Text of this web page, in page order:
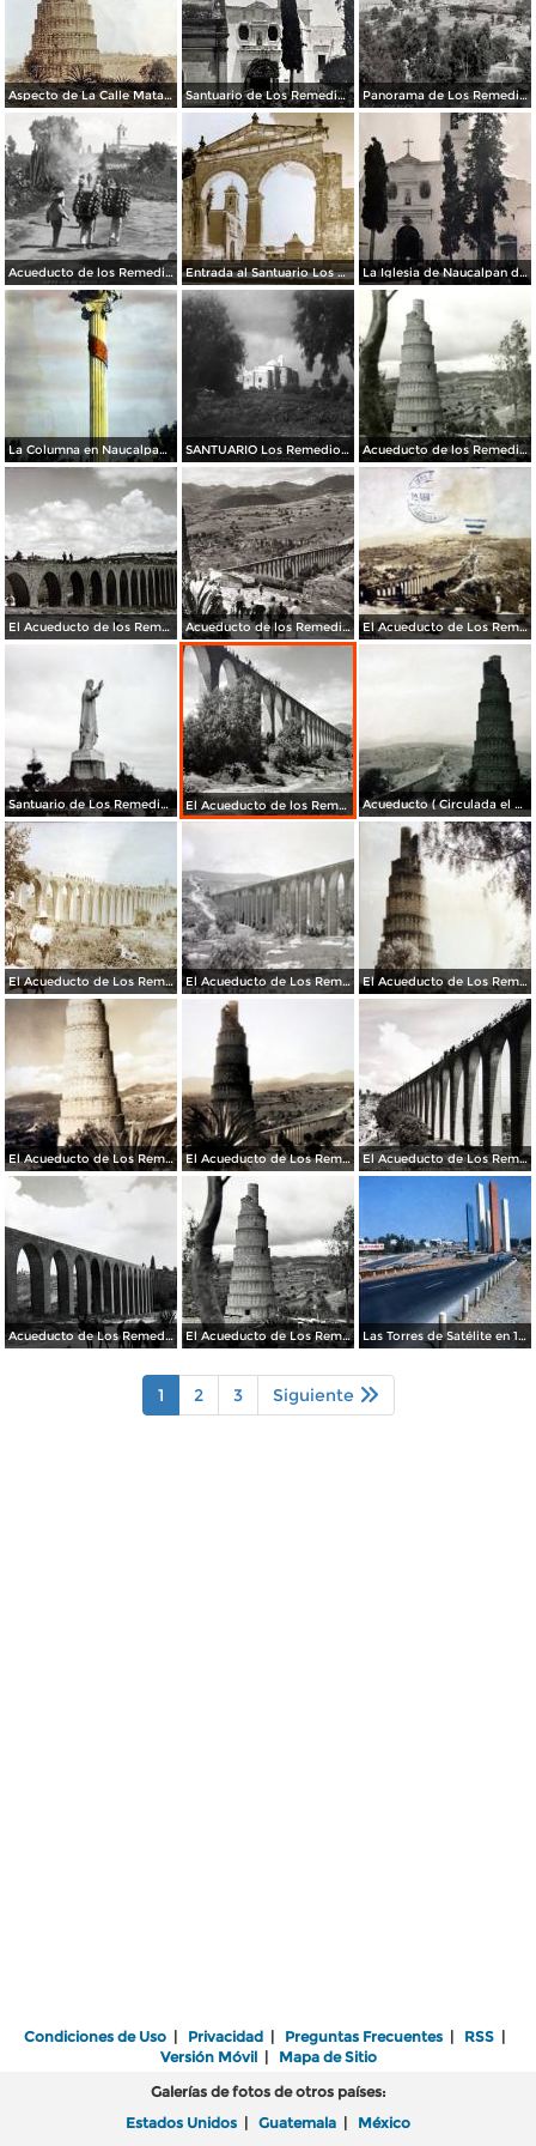
Aspecto de La Calle Matamoros ( Circulada el 21 de Julio de 1931 ). Santuario de Los Remedios Naucalpan de Juárez, Edo de México. Panorama de Los Remedios.
Acueducto de los Remedios Entrada al Santuario Los Remedios Naucalpan de Juárez Edo de México. La Iglesia de Naucalpan de Juárez, Edo de México Por el Fotógrafo Hugo Brehme.
La Columna en Naucalpan de Juárez, Edo de México. SANTUARIO Los Remedios Naucalpan de Juárez Edo de México. Acueducto de los Remedios
El Acueducto de los Remedios. Acueducto de los Remedios El Acueducto de Los Remedios Por el fotografo Hugo Brehme Circulada el 1 de Abril de 1929 ).
Santuario de Los Remedios. El Acueducto de los Remedios. Acueducto ( Circulada el 23de marzo de 1936 ).
El Acueducto de Los Remedios ( Fechada el 23 de Agosto de 1948 ). El Acueducto de Los Remedios. El Acueducto de Los Remedios.
El Acueducto de Los Remedios El Acueducto de Los Remedios El Acueducto de Los Remedios
Acueducto de Los Remedios El Acueducto de Los Remedios Las Torres de Satélite en 1966
1 2 3 Siguiente
Condiciones de Uso | Privacidad | Preguntas Frecuentes | RSS |
Versión Móvil| Mapa de Sitio
Galerías de fotos de otros países:
Estados Unidos | Guatemala | México